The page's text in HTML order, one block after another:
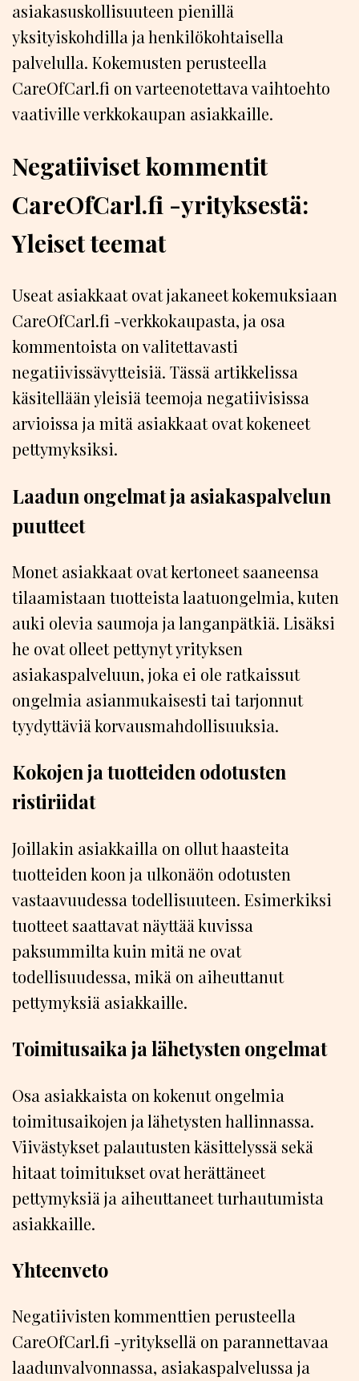
asiakasuskollisuuteen pienillä
yksityiskohdilla ja henkilökohtaisella
palvelulla. Kokemusten perusteella
CareOfCarl.fi on varteenotettava vaihtoehto
vaativille verkkokaupan asiakkaille.
Negatiiviset kommentit
CareOfCarl.fi -yrityksestä:
Yleiset teemat
Useat asiakkaat ovat jakaneet kokemuksiaan
CareOfCarl.fi -verkkokaupasta, ja osa
kommentoista on valitettavasti
negatiivissävytteisiä. Tässä artikkelissa
käsitellään yleisiä teemoja negatiivisissa
arvioissa ja mitä asiakkaat ovat kokeneet
pettymyksiksi.
Laadun ongelmat ja asiakaspalvelun
puutteet
Monet asiakkaat ovat kertoneet saaneensa
tilaamistaan tuotteista laatuongelmia, kuten
auki olevia saumoja ja langanpätkiä. Lisäksi
he ovat olleet pettynyt yrityksen
asiakaspalveluun, joka ei ole ratkaissut
ongelmia asianmukaisesti tai tarjonnut
tyydyttäviä korvausmahdollisuuksia.
Kokojen ja tuotteiden odotusten
ristiriidat
Joillakin asiakkailla on ollut haasteita
tuotteiden koon ja ulkonäön odotusten
vastaavuudessa todellisuuteen. Esimerkiksi
tuotteet saattavat näyttää kuvissa
paksummilta kuin mitä ne ovat
todellisuudessa, mikä on aiheuttanut
pettymyksiä asiakkaille.
Toimitusaika ja lähetysten ongelmat
Osa asiakkaista on kokenut ongelmia
toimitusaikojen ja lähetysten hallinnassa.
Viivästykset palautusten käsittelyssä sekä
hitaat toimitukset ovat herättäneet
pettymyksiä ja aiheuttaneet turhautumista
asiakkaille.
Yhteenveto
Negatiivisten kommenttien perusteella
CareOfCarl.fi -yrityksellä on parannettavaa
laadunvalvonnassa, asiakaspalvelussa ja